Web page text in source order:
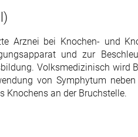
Arznei bei Knochen- und
und zur
Volksmedizinisch wird
von Symphytum
Knochens an der Bruchstelle.